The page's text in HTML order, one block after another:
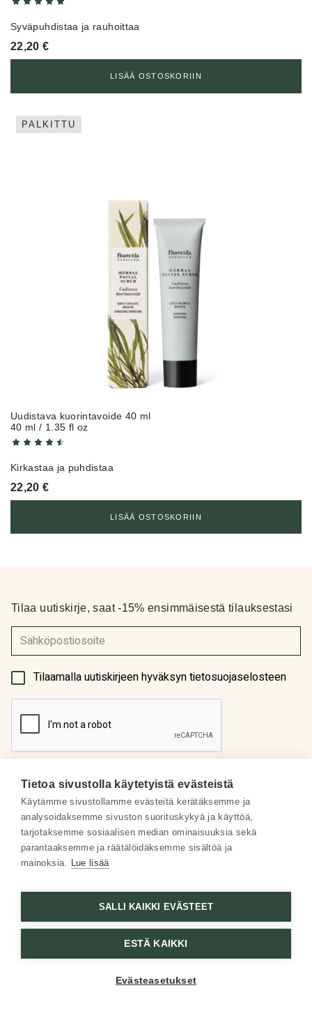
Syväpuhdistaa ja rauhoittaa
22,20€
LISÄÄ OSTOSKORIIN
PALKITTU
Uudistava kuorintavoide 40 ml
40 ml / 1.35 fl oz
Kirkastaa ja puhdistaa
22,20€
LISÄÄ OSTOSKORIIN
Meistä
Some
Asiakaspalvelu
Tilaa uutiskirje, saat -15% ensimmäisestä tilauksestasi
(Pakollinen)
Tilaamalla uutiskirjeen hyväksyn tietosuojaselosteen
Tietoa sivustolla käytetyistä evästeistä
Käytämme sivustollamme evästeitä kerätäksemme ja
analysoidaksemme sivuston suorituskykyä ja käyttöä,
tarjotaksemme sosiaalisen median ominaisuuksia sekä
parantaaksemme ja räätälöidäksemme sisältöä ja
mainoksia. Lue lisää
SALLI KAIKKI EVÄSTEET
ESTÄ KAIKKI
Evästeasetukset